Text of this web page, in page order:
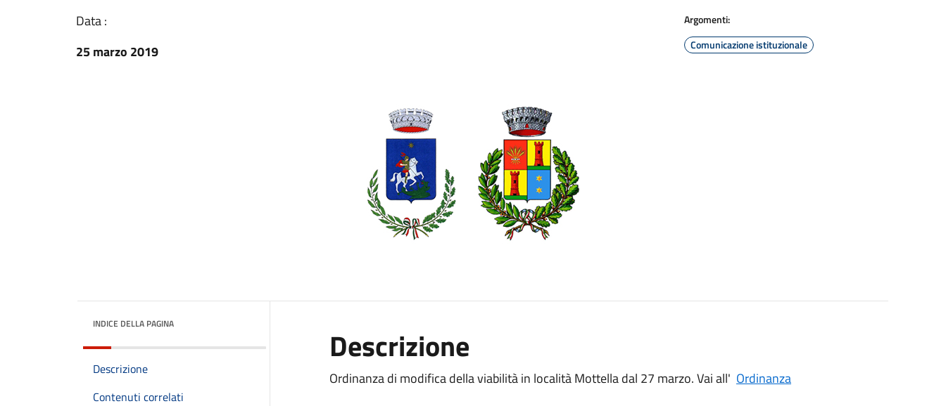
Data :
25 marzo 2019
Argomenti:
Comunicazione istituzionale
INDICE DELLA PAGINA
Descrizione
Contenuti correlati
Descrizione
Ordinanza di modifica della viabilità in località Mottella dal 27 marzo. Vai all' Ordinanza